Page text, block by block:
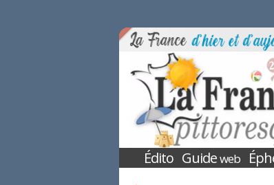
Édito Guideweb